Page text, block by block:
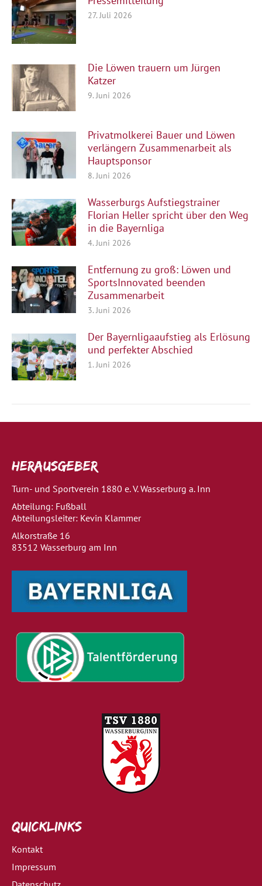
27. Juli 2026
Die Löwen trauern um Jürgen
Katzer
9. Juni 2026
Privatmolkerei Bauer und Löwen
verlängern Zusammenarbeit als
Hauptsponsor
8. Juni 2026
Wasserburgs Aufstiegstrainer
Florian Heller spricht über den Weg
in die Bayernliga
4. Juni 2026
Entfernung zu groß: Löwen und
SportsInnovated beenden
Zusammenarbeit
3. Juni 2026
Der Bayernligaaufstieg als Erlösung
und perfekter Abschied
1. Juni 2026
Herausgeber
Turn- und Sportverein 1880 e. V. Wasserburg a. Inn
Abteilung: Fußball
Abteilungsleiter: Kevin Klammer
Alkorstraße 16
83512 Wasserburg am Inn
Quicklinks
Kontakt
Impressum